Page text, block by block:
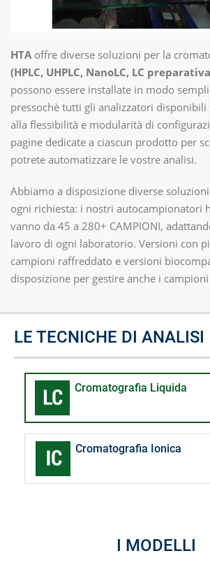
HTA offre diverse soluzioni per la
(HPLC, UHPLC, NanoLC, LC
possono essere installate in modo
pressochè tutti gli analizzatori disponibili
alla flessibilità e modularità di
pagine dedicate a ciascun prodotto per
potrete automatizzare le vostre analisi.
Abbiamo a disposizione diverse
ogni richiesta: i nostri autocampionatori
vanno da 45 a 280+ CAMPIONI,
lavoro di ogni laboratorio. Versioni con
campioni raffreddato e versioni
disposizione per gestire anche i
LE TECNICHE DI ANALISI
Cromatografia Liquida
Cromatografia Ionica
I MODELLI